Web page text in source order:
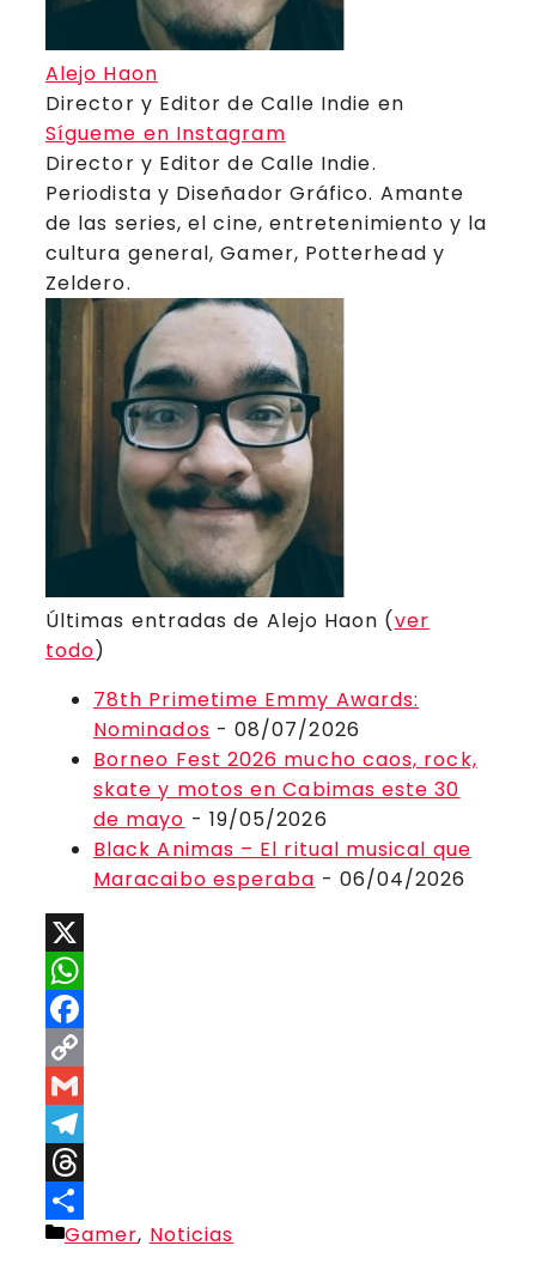
Alejo Haon
Director y Editor de Calle Indie en
Sígueme en Instagram
Director y Editor de Calle Indie.
Periodista y Diseñador Gráfico. Amante
de las series, el cine, entretenimiento y la
cultura general, Gamer, Potterhead y
Zeldero.
Últimas entradas de Alejo Haon (ver
todo)
78th Primetime Emmy Awards:
Nominados - 08/07/2026
Borneo Fest 2026 mucho caos, rock,
skate y motos en Cabimas este 30
de mayo - 19/05/2026
Black Animas – El ritual musical que
Maracaibo esperaba - 06/04/2026
X
WhatsApp
Facebook
Copy
Link
Gmail
Telegram
Threads
Compartir
Categorías
Gamer, Noticias